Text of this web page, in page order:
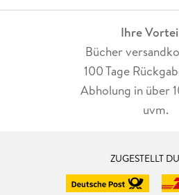
Ihre
Bücher
100 Tage
Abholung in über
uvm.
ZUGESTELLT